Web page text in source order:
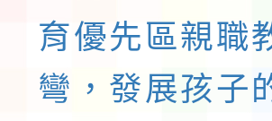
育優先區親職
彎，發展孩子